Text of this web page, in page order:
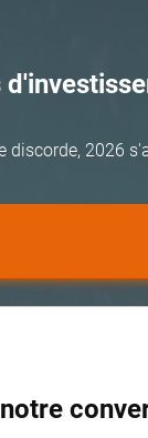
discorde, 2026